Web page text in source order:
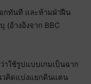
กทันที และห้ามฝ่าฝืน
(อ้างอิงจาก BBC
าใช้รูปแบบเกมเป็นฉาก
วคิดแบ่งแยกดินแดน